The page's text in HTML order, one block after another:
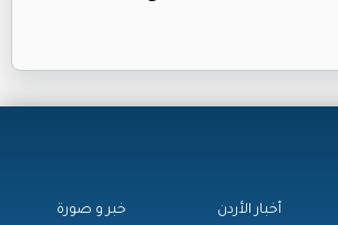
أخبار الأردن
خبر و صورة